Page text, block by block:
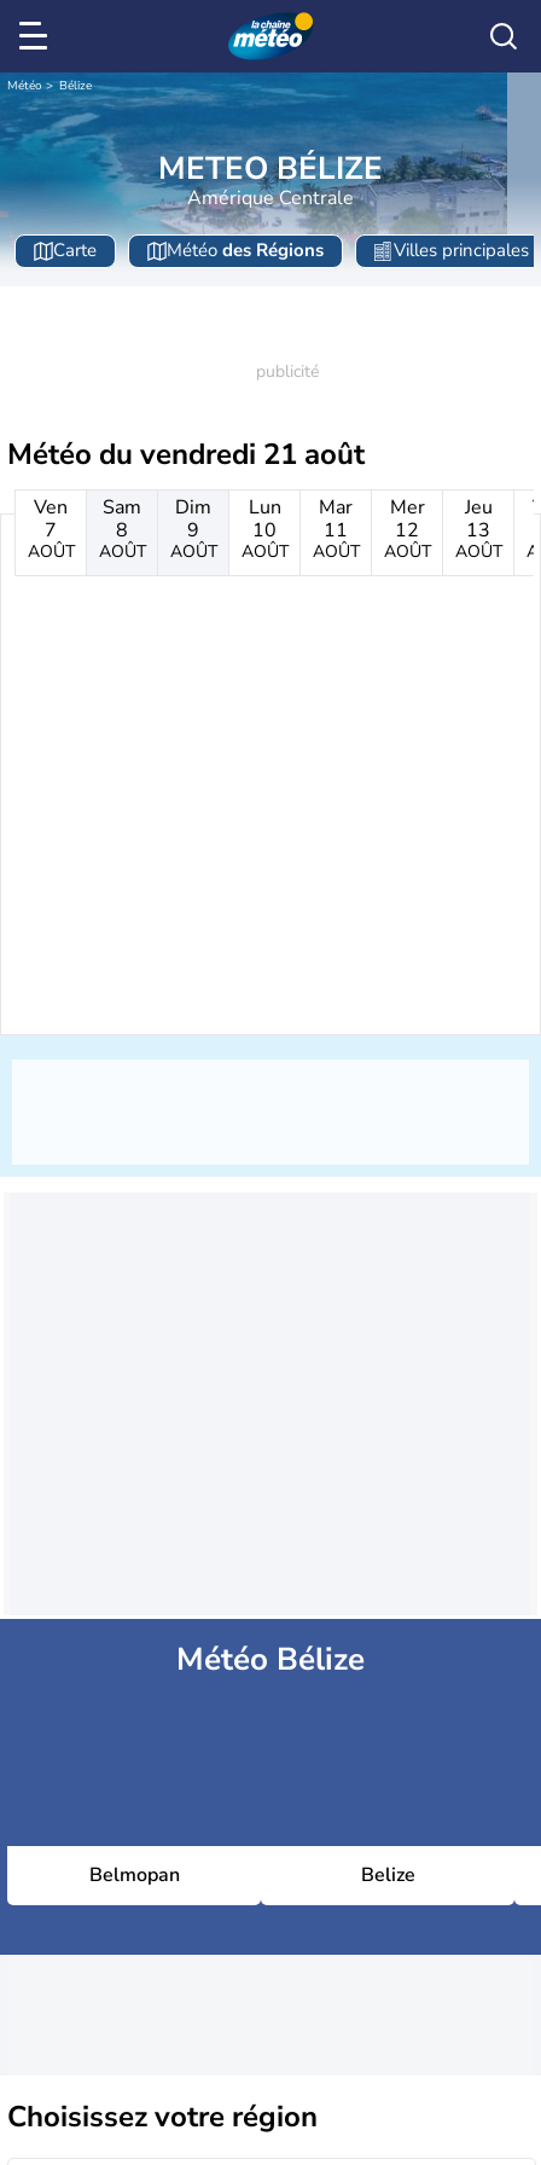
Météo Bélize
METEO BÉLIZE
Amérique Centrale
Carte Météo des Régions Villes principales
Météo du vendredi 21 août
Ven
7
AOÛT
Sam
8
AOÛT
Dim
9
AOÛT
Lun
10
AOÛT
Mar
11
AOÛT
Mer
12
AOÛT
Jeu
13
AOÛT
Météo Bélize
Belmopan Belize
Choisissezvotre région